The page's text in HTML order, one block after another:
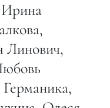
Ирина
Линович,